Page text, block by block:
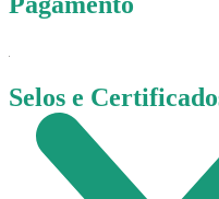
Selos e